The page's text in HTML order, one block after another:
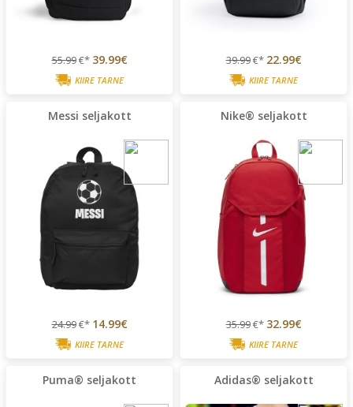
55.99€* 39.99€
KIIRE TARNE
39.99€* 22.99€
KIIRE TARNE
Messi seljakott
24.99€* 14.99€
KIIRE TARNE
Nike® seljakott
35.99€* 32.99€
KIIRE TARNE
Puma® seljakott Adidas® seljakott